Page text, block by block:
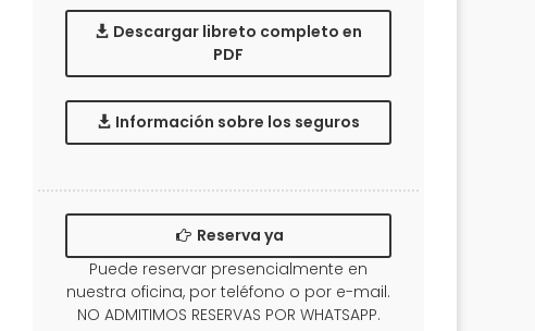
Descargar libreto completo en
PDF
Información sobre los seguros
Reserva ya
Puede reservar presencialmente en
nuestra oficina, por teléfono o por e-mail.
NO ADMITIMOS RESERVAS POR WHATSAPP.